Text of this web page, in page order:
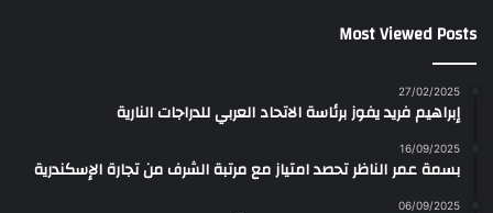
Most Viewed Posts
27/02/2025
إبراهيم فريد يفوز برئاسة الاتحاد العربي للدراجات النارية
16/09/2025
بسمة عمر الناظر تحصد امتياز مع مرتبة الشرف من تجارة الإسكندرية
06/09/2025